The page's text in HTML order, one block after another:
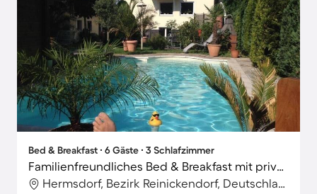
Bed & Breakfast ∙ 6 Gäste ∙ 3 Schlafzimmer
Familienfreundliches Bed & Breakfast mit privatem Pool, Grill und Garten
Hermsdorf, Bezirk Reinickendorf, Deutschland